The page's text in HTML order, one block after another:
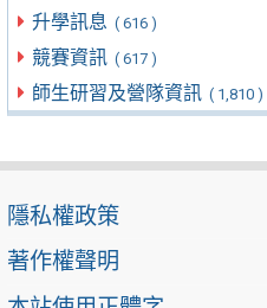
升學訊息 ( 616 )
競賽資訊 ( 617 )
師生研習及營隊資訊 ( 1,810 )
隱私權政策
著作權聲明